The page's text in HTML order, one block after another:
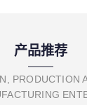
产品推荐
PRODUCTION